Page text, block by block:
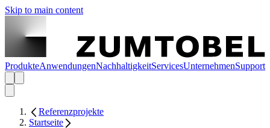
Skip to main content
ProdukteAnwendungenNachhaltigkeitServicesUnternehmenSupport
Referenzprojekte
Startseite